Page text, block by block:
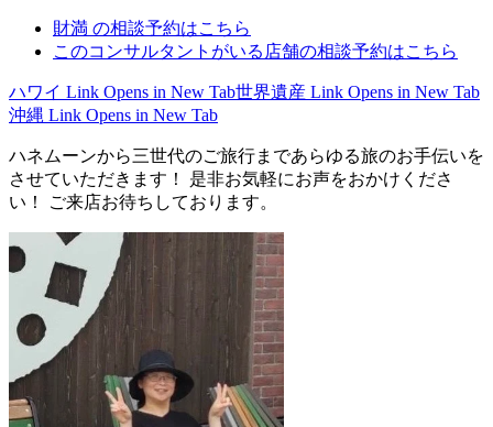
財満 の相談予約はこちら
このコンサルタントがいる店舗の相談予約はこちら
ハワイ Link Opens in New Tab世界遺産 Link Opens in New Tab
沖縄 Link Opens in New Tab
ハネムーンから三世代のご旅行まであらゆる旅のお手伝いを
させていただきます！ 是非お気軽にお声をおかけくださ
い！ ご来店お待ちしております。